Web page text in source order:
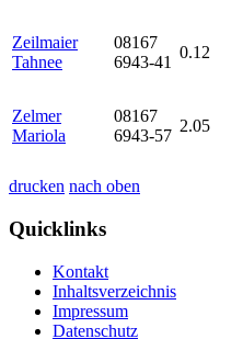
Zeilmaier
Tahnee
08167
6943-41
0.12
Zelmer
Mariola
08167
6943-57
2.05
drucken nach oben
Quicklinks
Kontakt
Inhaltsverzeichnis
Impressum
Datenschutz